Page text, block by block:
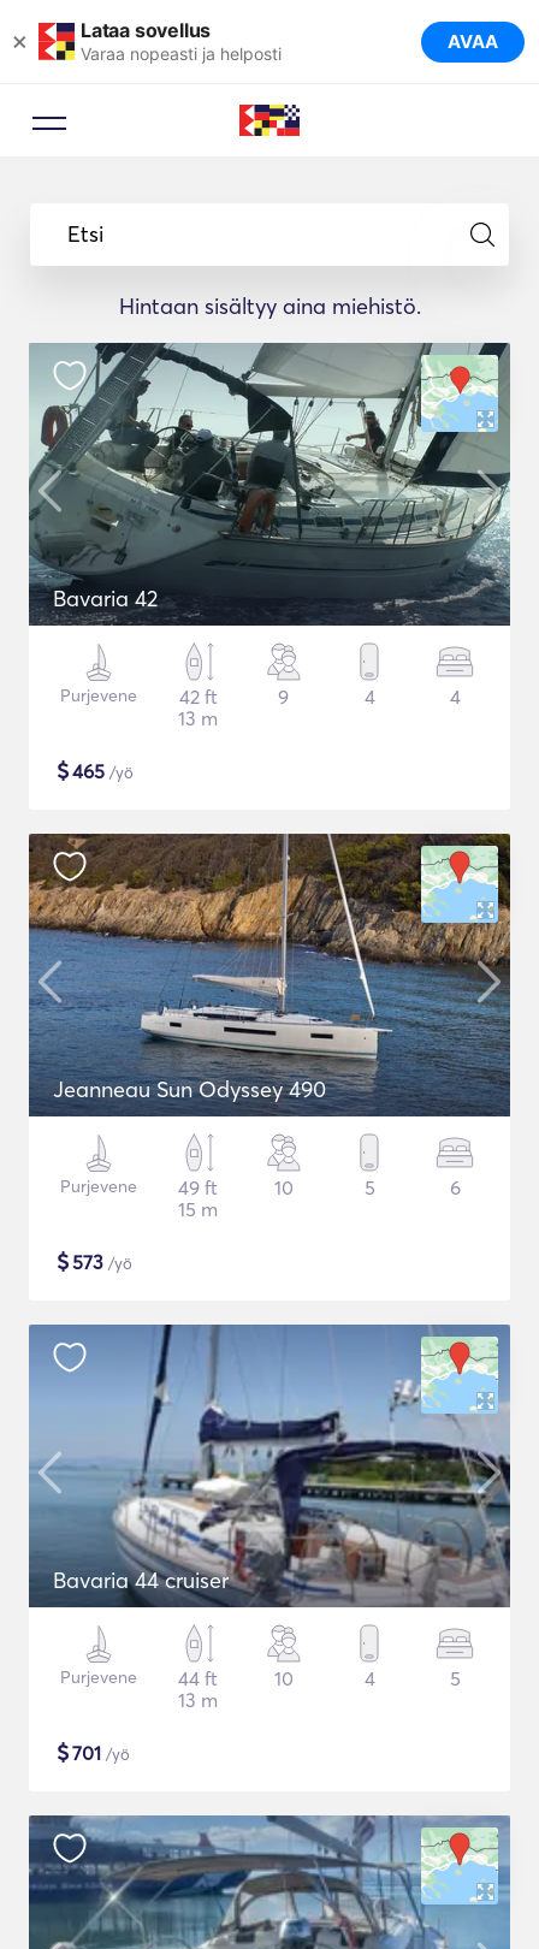
× Lataa sovellus
Varaa nopeasti ja helposti AVAA
Etsi
Hintaan sisältyy aina miehistö.
Bavaria 42
Purjevene
42 ft
13 m
9 4 4
$465 /yö
Jeanneau Sun Odyssey 490
Purjevene
49 ft
15 m
10 5 6
$573 /yö
Bavaria 44 cruiser
Purjevene
44 ft
13 m
10 4 5
$701 /yö